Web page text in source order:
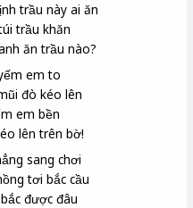
trầu này ai ăn
trầu khăn
ăn trầu nào?
em to
đò kéo lên
em bền
lên trên bờ!
sang chơi
tơi bắc cầu
được đâu